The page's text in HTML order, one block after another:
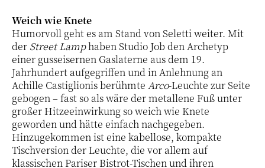
Weich wie Knete
Humorvoll geht es am Stand von Seletti weiter. Mit
der Street Lamphaben Studio Job den Archetyp
einer gusseisernen Gaslaterne aus dem 19.
Jahrhundert aufgegriffen und in Anlehnung an
Achille Castiglionis berühmte Arco-Leuchte zur Seite
gebogen – fast so als wäre der metallene Fuß unter
großer Hitzeeinwirkung so weich wie Knete
geworden und hätte einfach nachgegeben.
Hinzugekommen ist eine kabellose, kompakte
Tischversion der Leuchte, die vor allem auf
klassischen Pariser Bistrot-Tischen und ihren